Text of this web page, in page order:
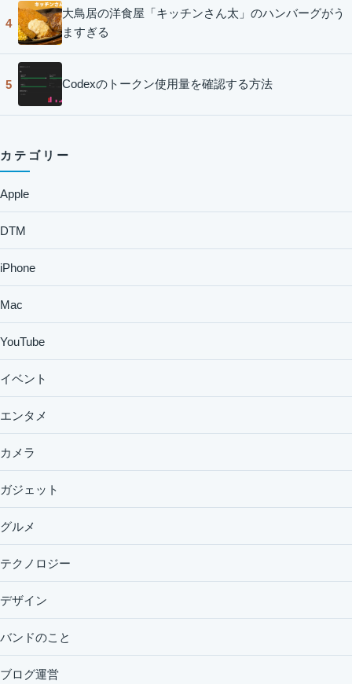
4
大鳥居の洋食屋「キッチンさん太」のハンバーグがう
ますぎる
5 Codexのトークン使用量を確認する方法
カテゴリー
Apple
DTM
iPhone
Mac
YouTube
イベント
エンタメ
カメラ
ガジェット
グルメ
テクノロジー
デザイン
バンドのこと
ブログ運営